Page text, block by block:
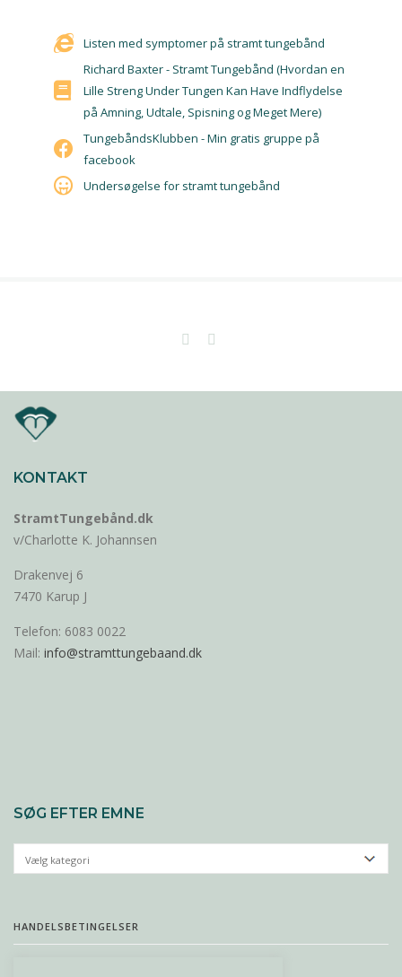
Listen med symptomer på stramt tungebånd
Richard Baxter - Stramt Tungebånd (Hvordan en
Lille Streng Under Tungen Kan Have Indflydelse
på Amning, Udtale, Spisning og Meget Mere)
TungebåndsKlubben - Min gratis gruppe på
facebook
Undersøgelse for stramt tungebånd
KONTAKT
StramtTungebånd.dk
v/Charlotte K. Johannsen
Drakenvej 6
7470 Karup J
Telefon: 6083 0022
Mail: info@stramttungebaand.dk
SØG EFTER EMNE
HANDELSBETINGELSER